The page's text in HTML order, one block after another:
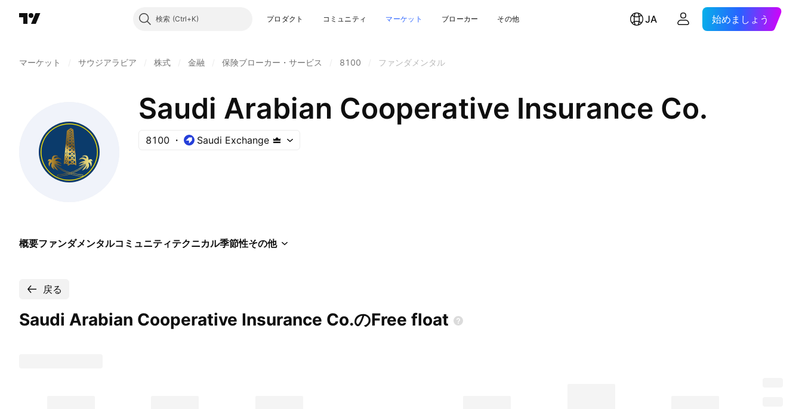
検索 プロダクト コミュニティ マーケット ブローカー その他 JA 始めましょう
マーケット サウジアラビア 株式 金融 保険ブローカー・サービス 8100 ファンダメンタル
Saudi Arabian Cooperative Insurance Co.
8100 Saudi Exchange
概要ファンダメンタルコミュニティテクニカル季節性その他
戻る
Saudi Arabian Cooperative Insurance Co.のFree float